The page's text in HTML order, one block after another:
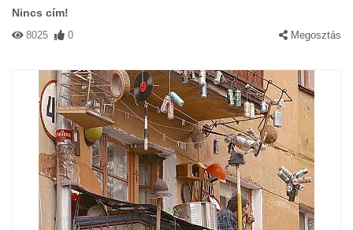
Nincs cím!
8025 0 Megosztás